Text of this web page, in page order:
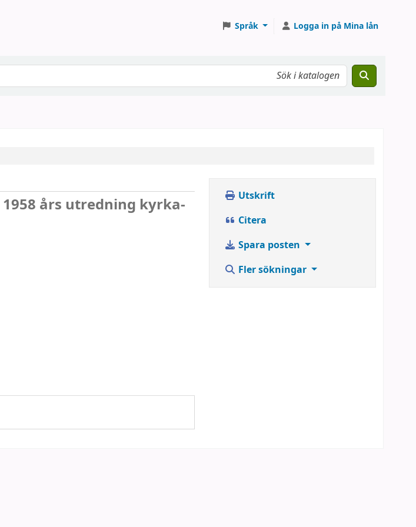
Språk Logga in på Mina lån
1958 års utredning kyrka-
Utskrift
Citera
Spara posten
Fler sökningar